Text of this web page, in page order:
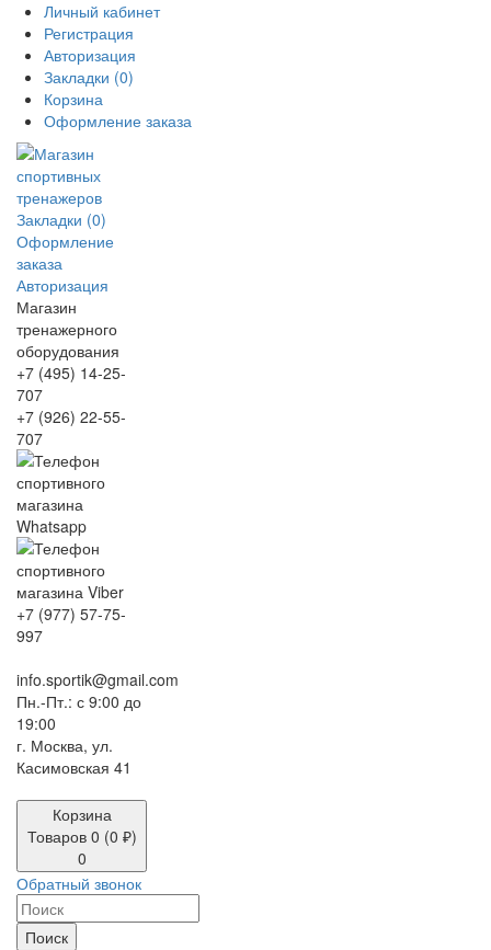
Личный кабинет
Регистрация
Авторизация
Закладки (0)
Корзина
Оформление заказа
Закладки (0)
Оформление
заказа
Авторизация
Магазин
тренажерного
оборудования
+7 (495) 14-25-
707
+7 (926) 22-55-
707
+7 (977) 57-75-
997
info.sportik@gmail.com
Пн.-Пт.: с 9:00 до
19:00
г. Москва, ул.
Касимовская 41
Корзина
Товаров 0 (0 ₽)
0
Обратный звонок
Поиск